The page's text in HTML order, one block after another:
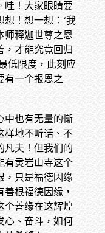
哇！大家眼睛要
想！想一想：‘我
师释迦世尊之恩
才能究竟回归
低限度，此刻应
有一个报恩之
中也有无量的惭
样地不听话、不
凡夫！但我们的
有灵岩山寺这个
，只是福德因缘
根福德因缘，
个善缘在这辉煌
心、奋斗，如何